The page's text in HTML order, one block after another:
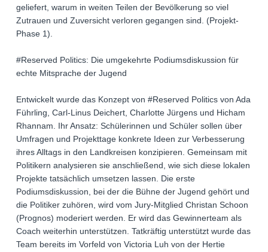
geliefert, warum in weiten Teilen der Bevölkerung so viel
Zutrauen und Zuversicht verloren gegangen sind. (Projekt-
Phase 1).
#Reserved Politics: Die umgekehrte Podiumsdiskussion für
echte Mitsprache der Jugend
Entwickelt wurde das Konzept von #Reserved Politics von Ada
Führling, Carl-Linus Deichert, Charlotte Jürgens und Hicham
Rhannam. Ihr Ansatz: Schülerinnen und Schüler sollen über
Umfragen und Projekttage konkrete Ideen zur Verbesserung
ihres Alltags in den Landkreisen konzipieren. Gemeinsam mit
Politikern analysieren sie anschließend, wie sich diese lokalen
Projekte tatsächlich umsetzen lassen. Die erste
Podiumsdiskussion, bei der die Bühne der Jugend gehört und
die Politiker zuhören, wird vom Jury-Mitglied Christan Schoon
(Prognos) moderiert werden. Er wird das Gewinnerteam als
Coach weiterhin unterstützen. Tatkräftig unterstützt wurde das
Team bereits im Vorfeld von Victoria Luh von der Hertie